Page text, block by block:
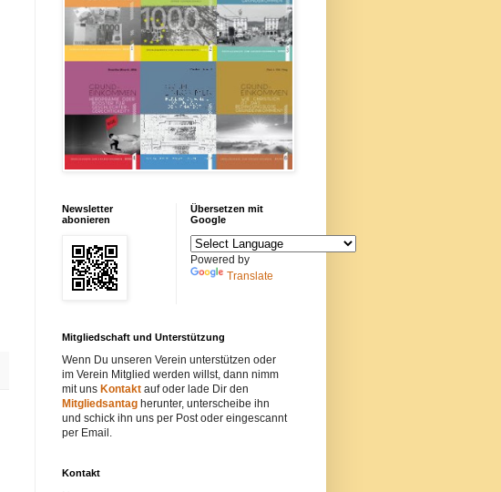
Newsletter
abonieren
Übersetzen mit
Google
Powered by
Translate
Mitgliedschaft und Unterstützung
Wenn Du unseren Verein unterstützen oder
im Verein Mitglied werden willst, dann nimm
mit uns Kontakt auf oder lade Dir den
Mitgliedsantag herunter, unterscheibe ihn
und schick ihn uns per Post oder eingescannt
per Email.
Kontakt